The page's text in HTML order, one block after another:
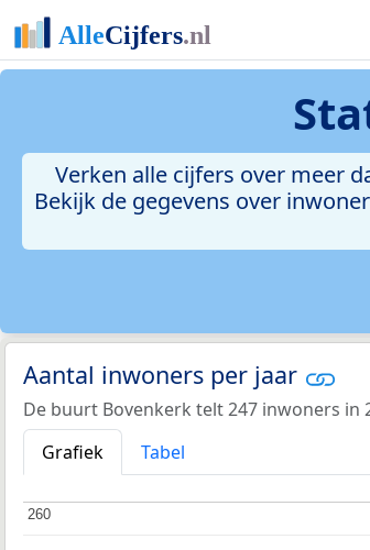
Verken alle cijfers over meer
Bekijk de gegevens over
Aantal inwoners per jaar
De buurt Bovenkerk telt 247 inwoners in
Grafiek
Tabel
260
260